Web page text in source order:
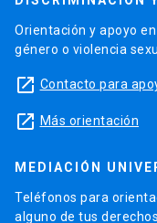
Orientación y apoyo
género o violencia
launch Contacto para
launch Más orientación
MEDIACIÓN
Teléfonos para
alguno de tus